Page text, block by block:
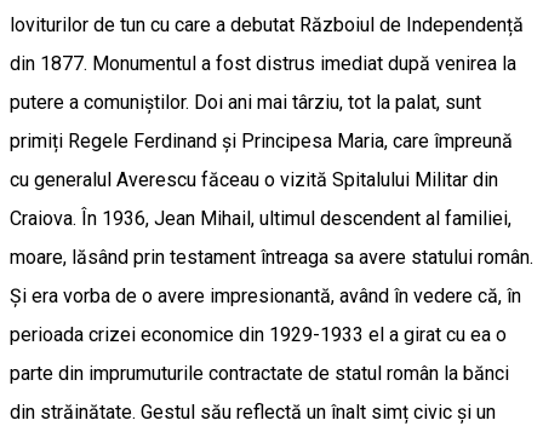
loviturilor de tun cu care a debutat Războiul de Independență
din 1877. Monumentul a fost distrus imediat după venirea la
putere a comuniștilor. Doi ani mai târziu, tot la palat, sunt
primiți Regele Ferdinand și Principesa Maria, care împreună
cu generalul Averescu făceau o vizită Spitalului Militar din
Craiova. În 1936, Jean Mihail, ultimul descendent al familiei,
moare, lăsând prin testament întreaga sa avere statului român.
Și era vorba de o avere impresionantă, având în vedere că, în
perioada crizei economice din 1929-1933 el a girat cu ea o
parte din imprumuturile contractate de statul român la bănci
din străinătate. Gestul său reflectă un înalt simț civic și un